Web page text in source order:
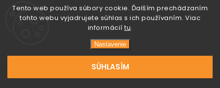
Tento web používa súbory cookie. Ďalším prechádzaním
tohto webu vyjadrujete súhlas s ich používaním. Viac
informácií tu.
Nastavenie
SÚHLASÍM
VÝPREDAJ
Značky
Vytvoril Shoptet
Sun System. Všetky práva vyhradené.
VytvořilTomáš Hlad&techka s.r.o.